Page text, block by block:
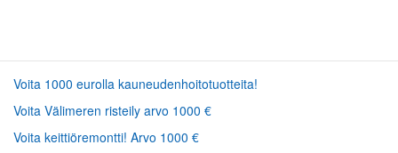
Voita 1000 eurolla kauneudenhoitotuotteita!
Voita Välimeren risteily arvo 1000 €
Voita keittiöremontti! Arvo 1000 €